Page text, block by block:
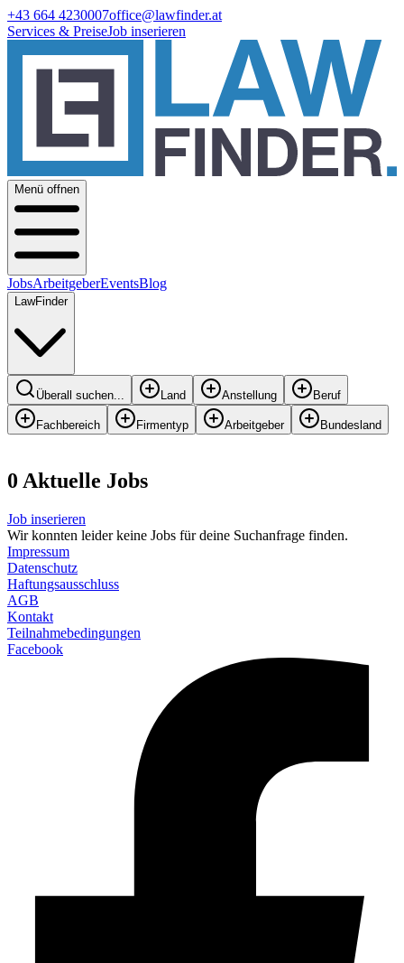
+43 664 4230007office@lawfinder.at
Services & PreiseJob inserieren
Menü offnen
JobsArbeitgeberEventsBlog
LawFinder
Überall suchen... Land Anstellung Beruf
Fachbereich Firmentyp Arbeitgeber Bundesland
0 Aktuelle Jobs
Job inserieren
Wir konnten leider keine Jobs für deine Suchanfrage finden.
Impressum
Datenschutz
Haftungsausschluss
AGB
Kontakt
Teilnahmebedingungen
Facebook